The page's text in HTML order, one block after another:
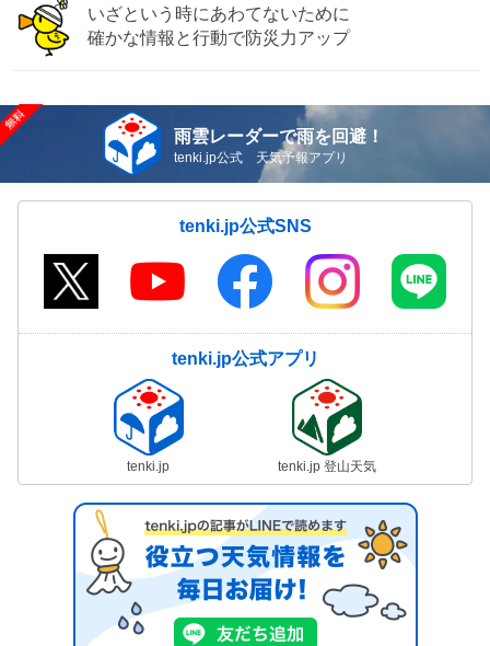
いざという時にあわてないために
確かな情報と行動で防災力アップ
雨雲レーダーで雨を回避！
tenki.jp公式 天気予報アプリ
tenki.jp公式SNS
tenki.jp公式アプリ
tenki.jp tenki.jp 登山天気